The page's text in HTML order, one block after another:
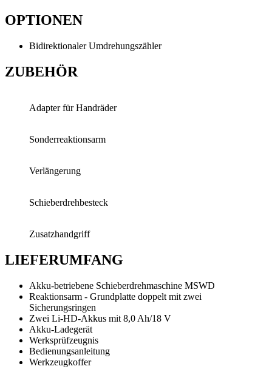
OPTIONEN
Bidirektionaler Umdrehungszähler
ZUBEHÖR
Adapter für Handräder
Sonderreaktionsarm
Verlängerung
Schieberdrehbesteck
Zusatzhandgriff
LIEFERUMFANG
Akku-betriebene Schieberdrehmaschine MSWD
Reaktionsarm - Grundplatte doppelt mit zwei
Sicherungsringen
Zwei Li-HD-Akkus mit 8,0 Ah/18 V
Akku-Ladegerät
Werksprüfzeugnis
Bedienungsanleitung
Werkzeugkoffer